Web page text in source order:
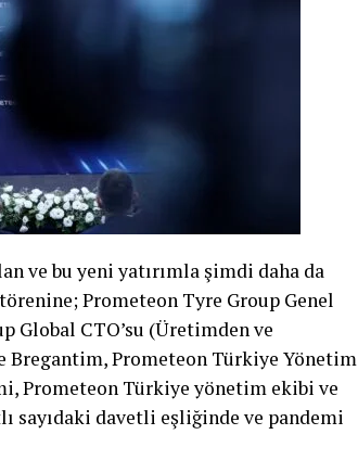
ve bu yeni yatırımla şimdi daha da
Prometeon Tyre Group Genel
Global CTO’su (Üretimden ve
Prometeon Türkiye Yönetim
Prometeon Türkiye yönetim ekibi ve
sayıdaki davetli eşliğinde ve pandemi